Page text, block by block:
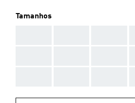
Tamanhos